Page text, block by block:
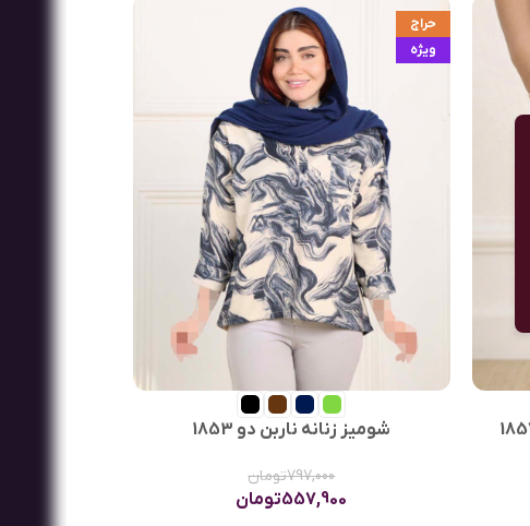
حراج
ویژه
شومیز زنانه ناربن دو 1853
797,000تومان
557,900تومان